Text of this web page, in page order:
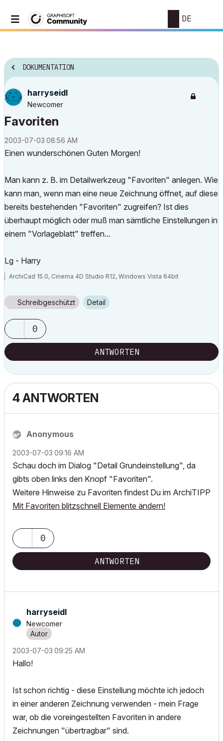
DE
DOKUMENTATION
harryseidl
Newcomer
Favoriten
‎2003-07-03 08:56 AM
Einen wunderschönen Guten Morgen!
Man kann z. B. im Detailwerkzeug "Favoriten" anlegen. Wie
kann man, wenn man eine neue Zeichnung öffnet, auf diese
bereits bestehenden "Favoriten" zugreifen? Ist dies
überhaupt möglich oder muß man sämtliche Einstellungen in
einem "Vorlageblatt" treffen...
Lg - Harry
ArchiCad 15.0, Cinema 4D Studio R12, Windows Vista 64bit
Schreibgeschützt Detail
0
ANTWORTEN
4 ANTWORTEN
Anonymous
‎2003-07-03 09:16 AM
Schau doch im Dialog "Detail Grundeinstellung", da
gibts oben links den Knopf "Favoriten".
Weitere Hinweise zu Favoriten findest Du im ArchiTIPP
Mit Favoriten blitzschnell Elemente ändern!
0
ANTWORTEN
harryseidl
Newcomer
‎2003-07-03 09:25 AM
Hallo!
Ist schon richtig - diese Einstellung möchte ich jedoch
in einer anderen Zeichnung verwenden - mein Frage
war, ob die voreingestellten Favoriten in andere
Zeichnungen "übertragbar" sind.